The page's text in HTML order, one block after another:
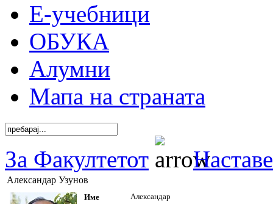
Е-учебници
ОБУКА
Алумни
Мапа на страната
За Факултетот
Александар Узунов
Име
Александар